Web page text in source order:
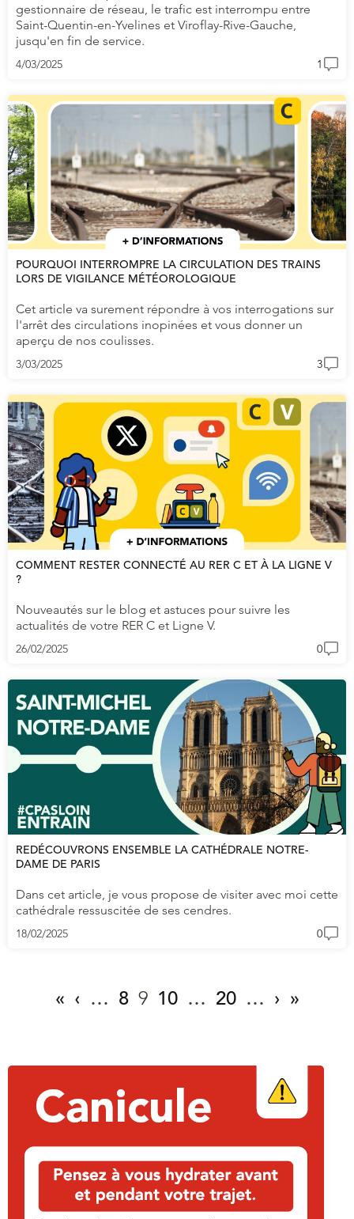
gestionnaire de réseau, le trafic est interrompu entre
Saint-Quentin-en-Yvelines et Viroflay-Rive-Gauche,
jusqu'en fin de service.
4/03/2025 1
POURQUOI INTERROMPRE LA CIRCULATION DES TRAINS
LORS DE VIGILANCE MÉTÉOROLOGIQUE
Cet article va surement répondre à vos interrogations sur
l'arrêt des circulations inopinées et vous donner un
aperçu de nos coulisses.
3/03/2025 3
COMMENT RESTER CONNECTÉ AU RER C ET À LA LIGNE V
?
Nouveautés sur le blog et astuces pour suivre les
actualités de votre RER C et Ligne V.
26/02/2025 0
REDÉCOUVRONS ENSEMBLE LA CATHÉDRALE NOTRE-
DAME DE PARIS
Dans cet article, je vous propose de visiter avec moi cette
cathédrale ressuscitée de ses cendres.
18/02/2025 0
« ‹ … 8 9 10 … 20 … › »